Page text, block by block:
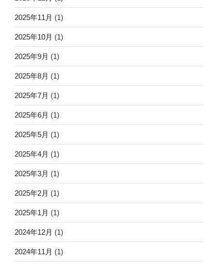
2025年11月 (1)
2025年10月 (1)
2025年9月 (1)
2025年8月 (1)
2025年7月 (1)
2025年6月 (1)
2025年5月 (1)
2025年4月 (1)
2025年3月 (1)
2025年2月 (1)
2025年1月 (1)
2024年12月 (1)
2024年11月 (1)